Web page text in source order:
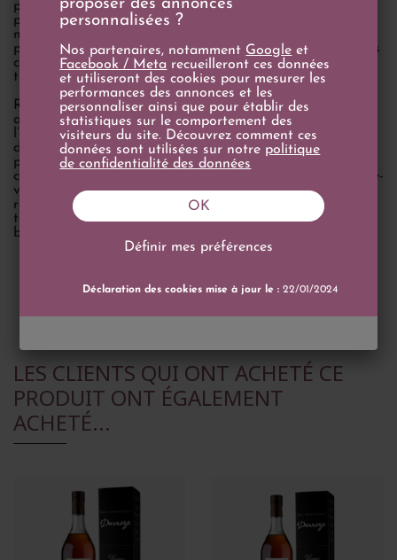
précipitation, et les réductions sont limitées pour
préserver l’authenticité de l’alcool. Cette attention
méticuleuse confère aux Armagnacs Darroze une
profondeur aromatique exceptionnelle, où se mêlent fruits
confits, épices, boisé élégant et notes rancio typiques des
très vieux millésimes.
Reconnue à l’international, la Maison Darroze exporte
aujourd’hui dans de nombreux pays et fait rayonner
l’Armagnac sur les plus grandes tables du monde. Elle se
distingue également par une gamme innovante et
pédagogique, permettant aussi bien aux novices qu’aux
connaisseurs d’explorer l’univers complexe de cette eau-de-
vie ancestrale. Fidèle à son héritage familial et à ses
racines gasconnes, Darroze incarne un lien direct entre la
terre, le temps et la transmission, donnant à chaque
bouteille une âme singulière.
LES CLIENTS QUI ONT ACHETÉ CE
PRODUIT ONT ÉGALEMENT
ACHETÉ...
proposer des annonces
personnalisées ?
Nos partenaires, notamment Google et
Facebook / Meta recueilleront ces données
et utiliseront des cookies pour mesurer les
performances des annonces et les
personnaliser ainsi que pour établir des
statistiques sur le comportement des
visiteurs du site. Découvrez comment ces
données sont utilisées sur notre politique
de confidentialité des données
Définir mes préférences
OK
Déclaration des cookies mise à jour le :22/01/2024